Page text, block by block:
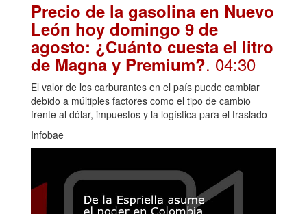
Precio de la gasolina en Nuevo
León hoy domingo 9 de
agosto: ¿Cuánto cuesta el litro
de Magna y Premium?. 04:30
El valor de los carburantes en el país puede cambiar
debido a múltiples factores como el tipo de cambio
frente al dólar, impuestos y la logística para el traslado
Infobae